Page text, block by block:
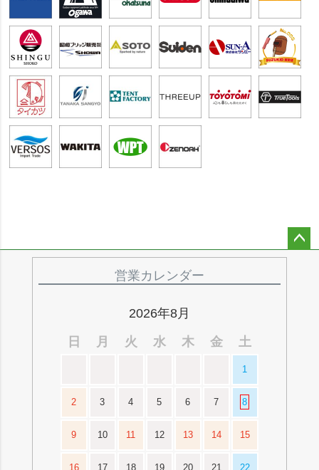
営業カレンダー
2026年8月
日
月 火 水 木 金 土
1
2 3 4 5 6 7 8
9 10 11 12 13 14 15
16 17 18 19 20 21 22